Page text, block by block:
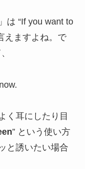
は “If you want to
えますよね。で
く耳にしたり目
” という使い方
と誘いたい場合